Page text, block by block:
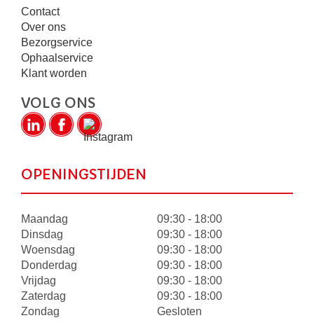
Contact
Over ons
Bezorgservice
Ophaalservice
Klant worden
VOLG ONS
OPENINGSTIJDEN
Maandag
Dinsdag
Woensdag
Donderdag
Vrijdag
Zaterdag
Zondag
09:30 - 18:00
09:30 - 18:00
09:30 - 18:00
09:30 - 18:00
09:30 - 18:00
09:30 - 18:00
Gesloten